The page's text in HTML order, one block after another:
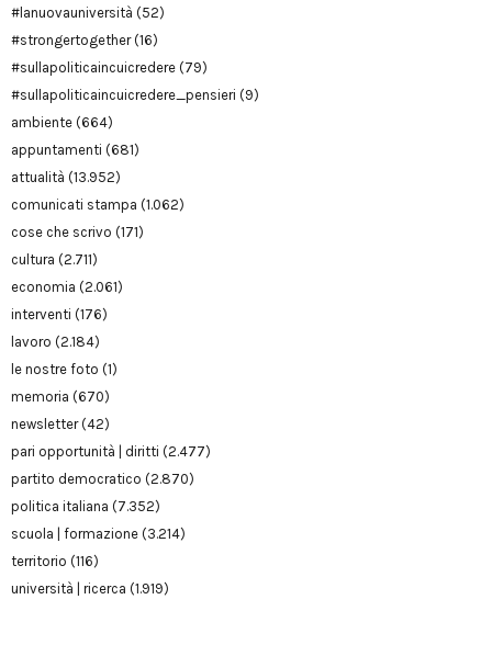
#lanuovauniversità (52)
#strongertogether(16)
#sullapoliticaincuicredere (79)
#sullapoliticaincuicredere_pensieri (9)
ambiente (664)
appuntamenti (681)
attualità (13.952)
comunicati stampa (1.062)
cose che scrivo (171)
cultura (2.711)
economia (2.061)
interventi (176)
lavoro (2.184)
le nostre foto (1)
memoria (670)
newsletter(42)
pari opportunità | diritti (2.477)
partito democratico (2.870)
politica italiana (7.352)
scuola | formazione (3.214)
territorio (116)
università | ricerca (1.919)